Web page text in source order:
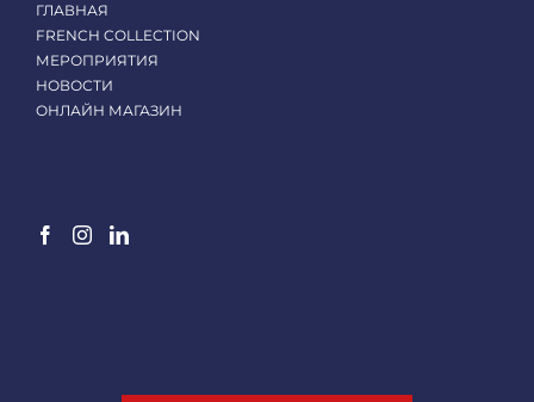
ГЛАВНАЯ
FRENCH COLLECTION
МЕРОПРИЯТИЯ
НОВОСТИ
ОНЛАЙН МАГАЗИН